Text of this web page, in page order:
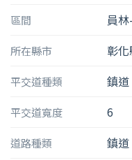
區間 員
所在縣市 彰
平交道種類 鎮道
平交道寬度 6
道路種類 鎮道